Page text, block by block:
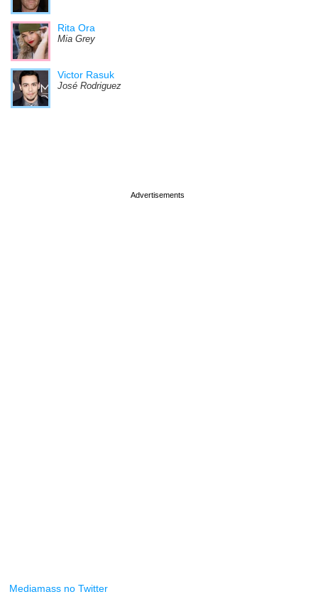
Rita Ora
Mia Grey
Victor Rasuk
José Rodriguez
Mediamass no Twitter